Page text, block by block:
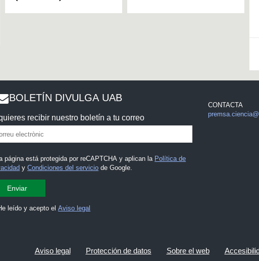
BOLETÍN DIVULGA UAB
recibir nuestro boletín a tu correo
página está protegida por reCAPTCHA y aplican la Política de
yCondiciones del servicio de Google.
leído y acepto elAviso legal
CONTACTA
Aviso legal Protección de datos Sobre el web